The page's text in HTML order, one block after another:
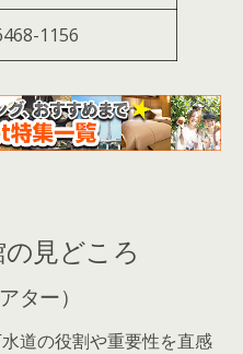
1156
見どころ
ター）
道の役割や重要性を直感